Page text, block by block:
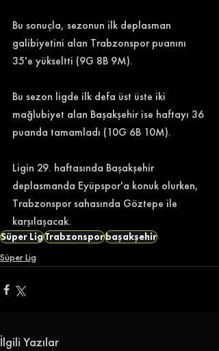
Bu sonuçla, sezonun ilk deplasman
galibiyetini alan Trabzonspor puanını
35'e yükseltti (9G 8B 9M).
Bu sezon ligde ilk defa üst üste iki
mağlubiyet alan Başakşehir ise haftayı 36
puanda tamamladı (10G 6B 10M).
Ligin 29. haftasında Başakşehir
deplasmanda Eyüpspor'a konuk olurken,
Trabzonspor sahasında Göztepe ile
karşılaşacak.
Süper LigTrabzonsporbaşakşehir
Süper Lig
İlgili Yazılar